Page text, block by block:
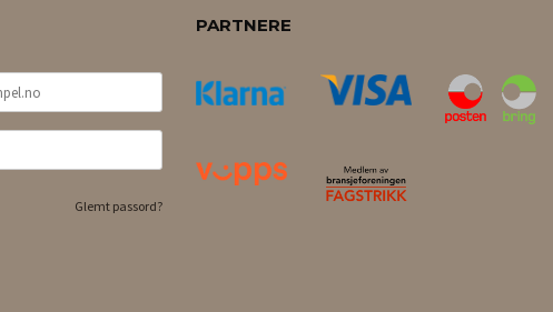
Glemt passord?
PARTNERE